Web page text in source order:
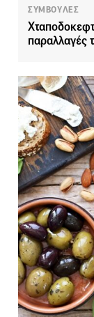
ΣΥΜΒΟΥΛΕΣ
παραλλαγές